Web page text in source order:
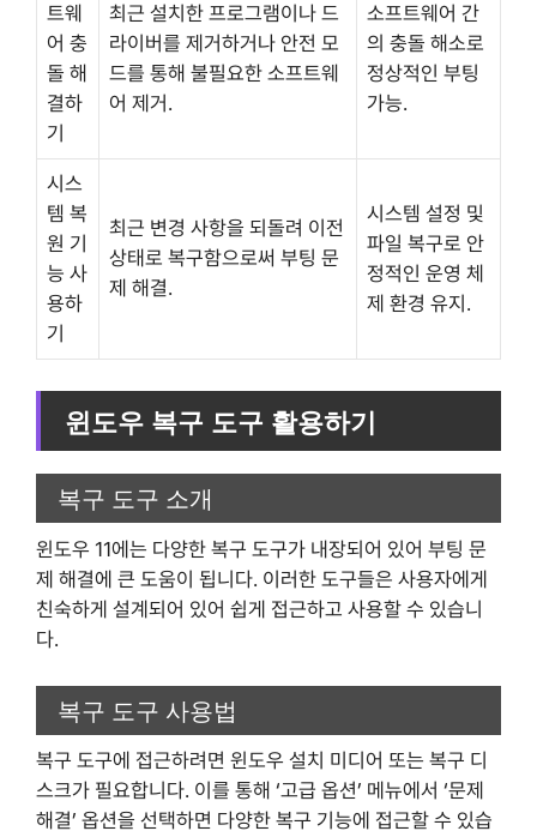
트웨
어 충
돌 해
결하
기
최근 설치한 프로그램이나 드
라이버를 제거하거나 안전 모
드를 통해 불필요한 소프트웨
어 제거.
소프트웨어 간
의 충돌 해소로
정상적인 부팅
가능.
시스
템 복
원 기
능 사
용하
기
최근 변경 사항을 되돌려 이전
상태로 복구함으로써 부팅 문
제 해결.
시스템 설정 및
파일 복구로 안
정적인 운영 체
제 환경 유지.
윈도우 복구 도구 활용하기
복구 도구 소개
윈도우 11에는 다양한 복구 도구가 내장되어 있어 부팅 문
제 해결에 큰 도움이 됩니다. 이러한 도구들은 사용자에게
친숙하게 설계되어 있어 쉽게 접근하고 사용할 수 있습니
다.
복구 도구 사용법
복구 도구에 접근하려면 윈도우 설치 미디어 또는 복구 디
스크가 필요합니다. 이를 통해 ‘고급 옵션’ 메뉴에서 ‘문제
해결’ 옵션을 선택하면 다양한 복구 기능에 접근할 수 있습